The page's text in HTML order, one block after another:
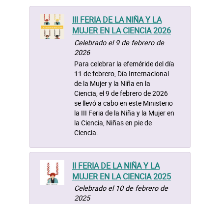
III FERIA DE LA NIÑA Y LA
MUJER EN LA CIENCIA 2026
Celebrado el 9 de febrero de
2026
Para celebrar la efeméride del día
11 de febrero, Día Internacional
de la Mujer y la Niña en la
Ciencia, el 9 de febrero de 2026
se llevó a cabo en este Ministerio
la III Feria de la Niña y la Mujer en
la Ciencia, Niñas en pie de
Ciencia.
II FERIA DE LA NIÑA Y LA
MUJER EN LA CIENCIA 2025
Celebrado el 10 de febrero de
2025